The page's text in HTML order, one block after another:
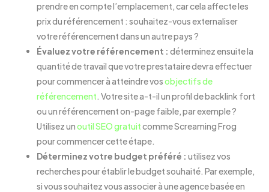
prendre en compte l’emplacement, car cela affecte les
prix du référencement : souhaitez-vous externaliser
votre référencement dans un autre pays ?
Évaluez votre référencement : déterminez ensuite la
quantité de travail que votre prestataire devra effectuer
pour commencer à atteindre vosobjectifs de
référencement. Votre site a-t-il un profil de backlink fort
ou un référencement on-page faible, par exemple ?
Utilisez unoutil SEO gratuitcomme Screaming Frog
pour commencer cette étape.
Déterminez votre budget préféré : utilisez vos
recherches pour établir le budget souhaité. Par exemple,
si vous souhaitez vous associer à une agence basée en